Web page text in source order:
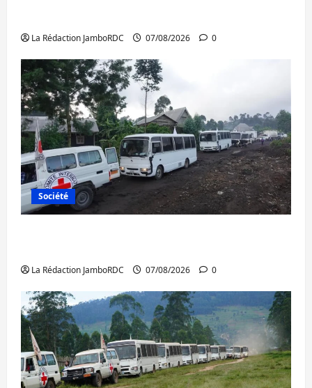
La Rédaction JamboRDC 07/08/2026 0
Société
La Rédaction JamboRDC 07/08/2026 0